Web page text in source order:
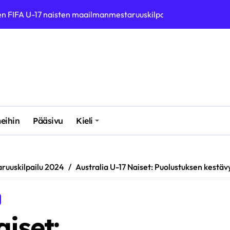
Puolustusvoima, Pelaajien yhteenkuuluvuus
Pelaajien monipuolisuus, Maalintekovaara
2024 – korkeimmat arvosanat saaneet pelaajat
FIFA U-17 naisten maailmanmestaruuskilpailuissa 2024
Pääsivu Kieli
2024 Australia U-17 Naiset: Puolustuksen